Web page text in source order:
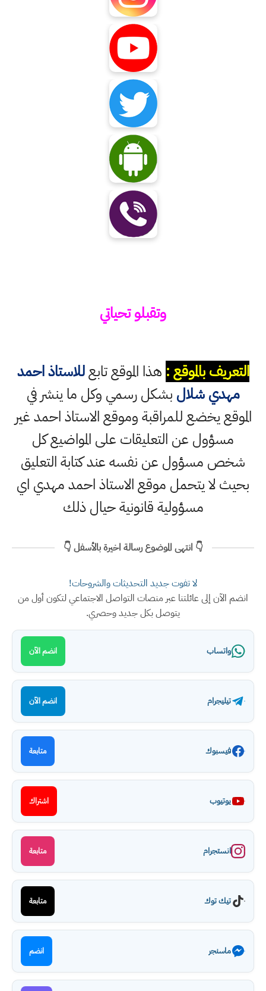
وتقبلو تحياتي
التعريف بالموقع : هذا الموقع تابعللاستاذ احمد
مهدي شلال بشكل رسمي وكل ما ينشر في
الموقع يخضع للمراقبة وموقع الاستاذ احمد غير
مسؤول عن التعليقات على المواضيع كل
شخص مسؤول عن نفسه عند كتابة التعليق
بحيث لا يتحمل موقع الاستاذ احمد مهدي اي
مسؤولية قانونية حيال ذلك
👇 انتهى الموضوع رسالة اخيرة بالأسفل 👇
لا تفوت جديد التحديثات والشروحات!
انضم الآن إلى عائلتنا عبر منصات التواصل الاجتماعي لتكون أول من
يتوصل بكل جديد وحصري.
واتساب انضم الآن
تيليجرام انضم الآن
فيسبوك متابعة
يوتيوب اشتراك
انستجرام متابعة
تيك توك متابعة
ماسنجر انضم